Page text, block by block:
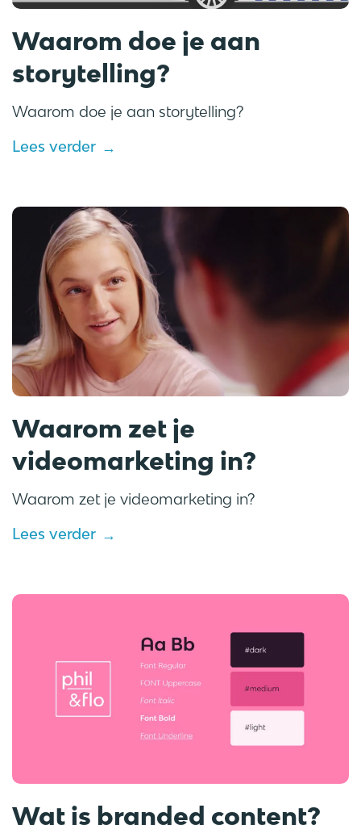
Waarom doe je aan
storytelling?
Waarom doe je aan storytelling?
Lees verder
Waarom zet je
videomarketing in?
Waarom zet je videomarketing in?
Lees verder
Wat is branded content?